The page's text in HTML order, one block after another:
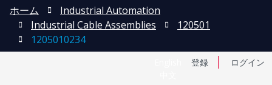
登録 ログイン
ホーム
Industrial Automation
Industrial Cable Assemblies
120501
1205010234